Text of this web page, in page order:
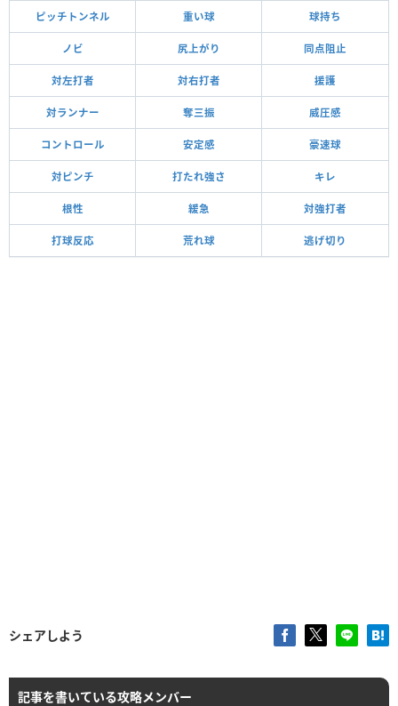
ピッチトンネル 重い球 球持ち
ノビ 尻上がり 同点阻止
対左打者 対右打者 援護
対ランナー 奪三振 威圧感
コントロール 安定感 豪速球
対ピンチ 打たれ強さ キレ
根性 緩急 対強打者
打球反応 荒れ球 逃げ切り
シェアしよう
記事を書いている攻略メンバー